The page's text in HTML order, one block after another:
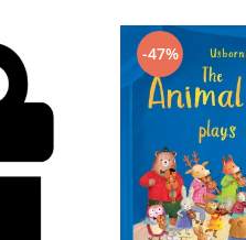
-47%